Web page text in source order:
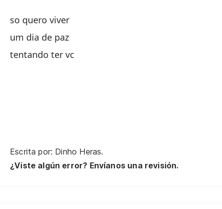
so quero viver
um dia de paz
tentando ter vc
Escrita por: Dinho Heras.
¿Viste algún error? Envíanos una revisión.